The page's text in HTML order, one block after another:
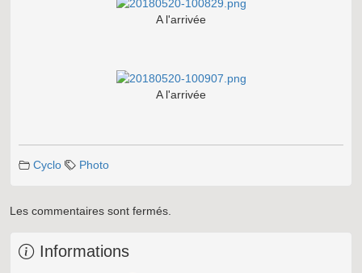
A l'arrivée
A l'arrivée
Cyclo Photo
Les commentaires sont fermés.
Informations